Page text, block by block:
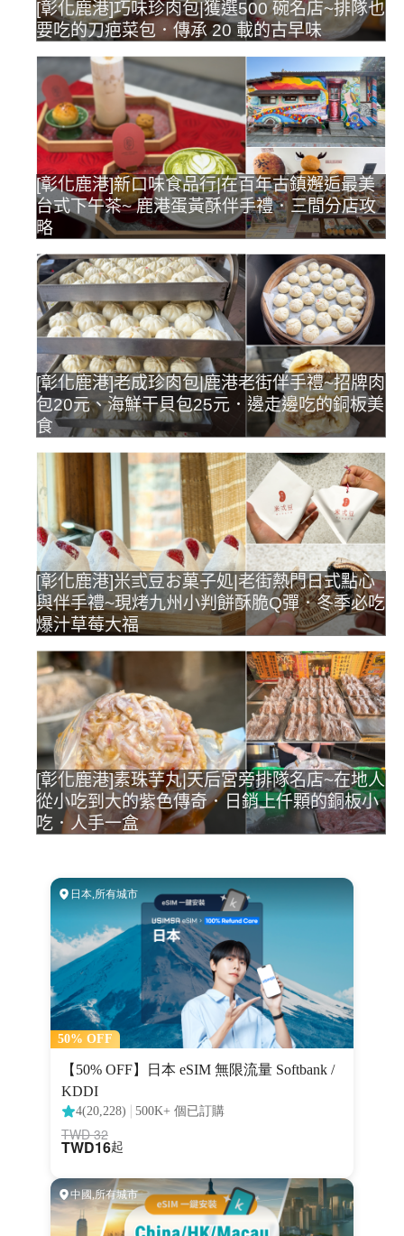
[彰化鹿港]巧味珍肉包|獲選500 碗名店~排隊也
要吃的刀疤菜包．傳承 20 載的古早味
[彰化鹿港]新口味食品行|在百年古鎮邂逅最美
台式下午茶~ 鹿港蛋黃酥伴手禮．三間分店攻
略
[彰化鹿港]老成珍肉包|鹿港老街伴手禮~招牌肉
包20元、海鮮干貝包25元．邊走邊吃的銅板美
食
[彰化鹿港]米弎豆お菓子処|老街熱門日式點心
與伴手禮~現烤九州小判餅酥脆Q彈．冬季必吃
爆汁草莓大福
[彰化鹿港]素珠芋丸|天后宮旁排隊名店~在地人
從小吃到大的紫色傳奇．日銷上仟顆的銅板小
吃．人手一盒